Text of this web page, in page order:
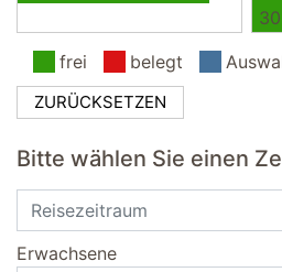
30
frei
belegt
ZURÜCKSETZEN
Bitte wählen Sie einen
Erwachsene